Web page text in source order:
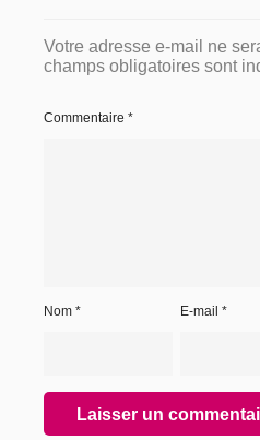
Votre adresse e-mail ne
champs obligatoires sont
Commentaire *
Nom * E-mail*